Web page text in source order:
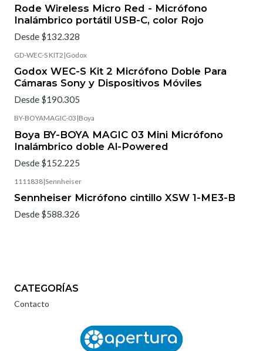
Rode Wireless Micro Red - Micrófono
Inalámbrico portátil USB-C, color Rojo
Desde $132.328
GD-WEC-S KIT2 |Godox
Godox WEC-S Kit 2 Micrófono Doble Para
Cámaras Sony y Dispositivos Móviles
Desde $190.305
BY-BOYAMAGIC-03 |Boya
Boya BY-BOYA MAGIC 03 Mini Micrófono
Inalámbrico doble Al-Powered
Desde $152.225
1111838|Sennheiser
Sennheiser Micrófono cintillo XSW 1-ME3-B
Desde $588.326
CATEGORÍAS
Contacto